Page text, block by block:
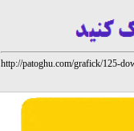
http://patoghu.com/grafick/125-